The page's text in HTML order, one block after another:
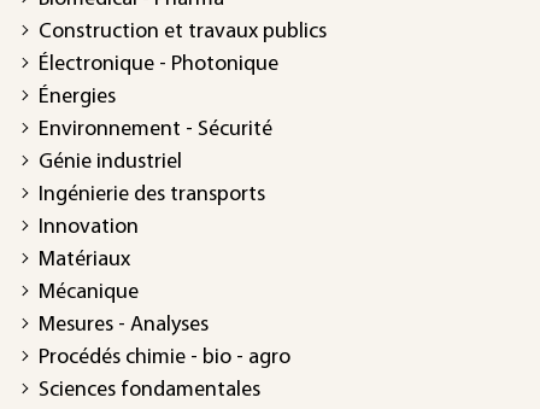
Construction et travaux publics
Électronique - Photonique
Énergies
Environnement - Sécurité
Génie industriel
Ingénierie des transports
Innovation
Matériaux
Mécanique
Mesures - Analyses
Procédés chimie - bio - agro
Sciences fondamentales